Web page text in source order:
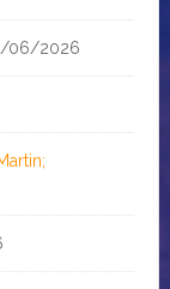
06/2026